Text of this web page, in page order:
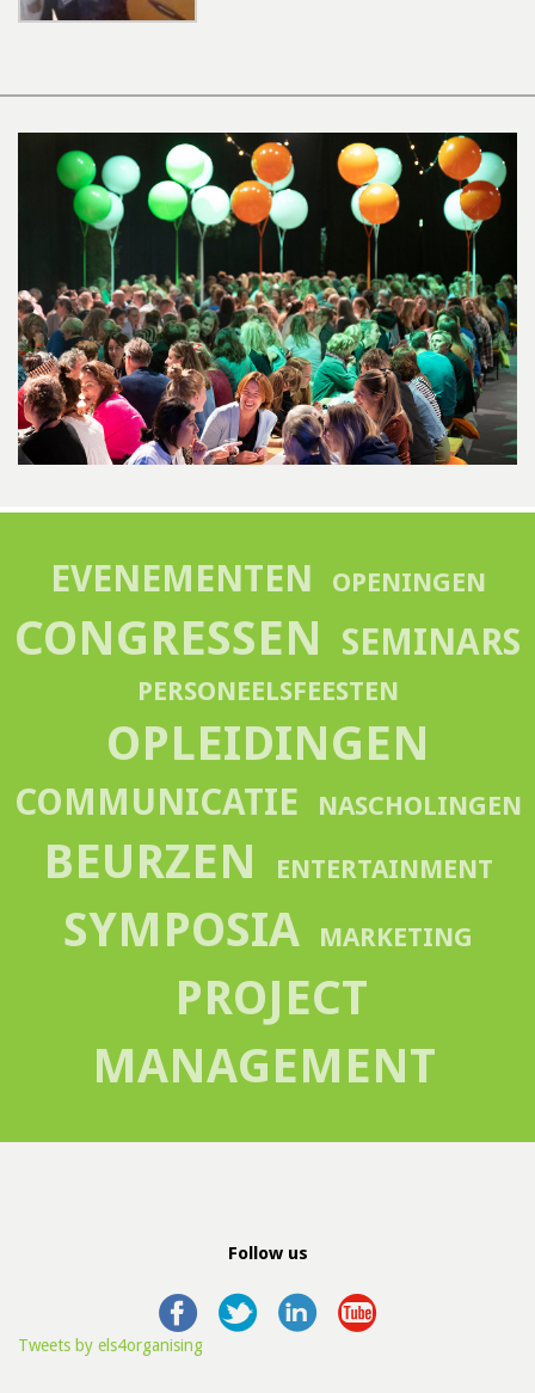
EVENEMENTEN OPENINGEN
CONGRESSEN SEMINARS
PERSONEELSFEESTEN
OPLEIDINGEN
COMMUNICATIE NASCHOLINGEN
BEURZEN ENTERTAINMENT
SYMPOSIA MARKETING
PROJECT
MANAGEMENT
Follow us
Tweets by els4organising